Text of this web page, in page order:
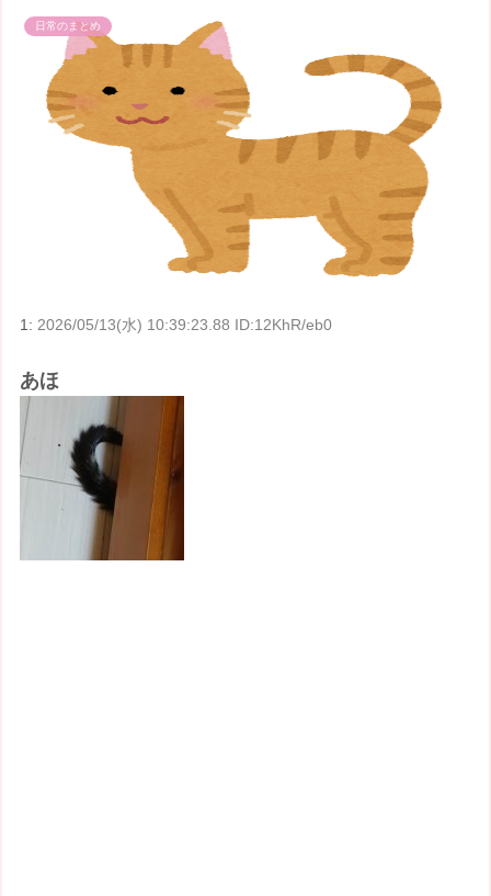
日常のまとめ
1: 2026/05/13(水) 10:39:23.88 ID:12KhR/eb0
あほ